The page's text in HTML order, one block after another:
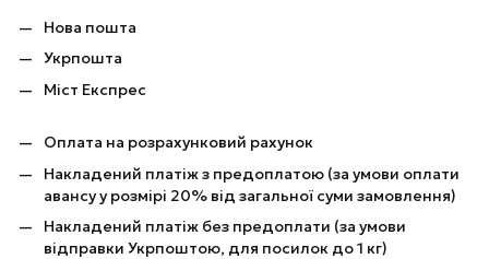
Нова пошта
Укрпошта
Міст Експрес
Оплата на розрахунковий рахунок
Накладений платіж з предоплатою (за умови оплати
авансу у розмірі 20% від загальної суми замовлення)
Накладений платіж без предоплати (за умови
відправки Укрпоштою, для посилок до 1 кг)